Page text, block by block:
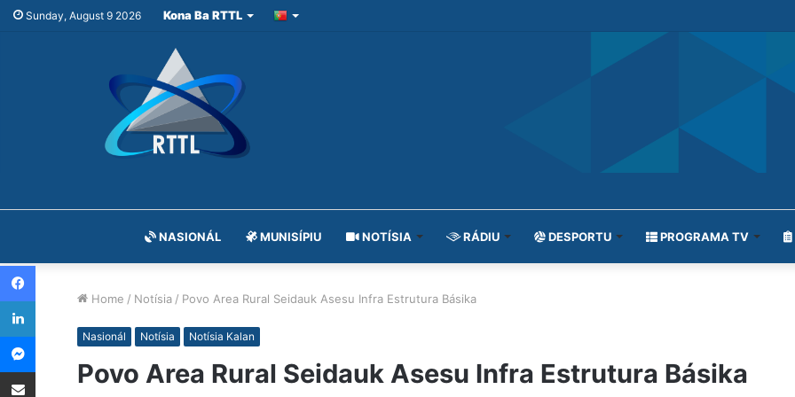
Sunday, August 9 2026 Kona Ba RTTL
NASIONÁL MUNISÍPIU NOTÍSIA RÁDIU DESPORTU PROGRAMA TV
Home / Notísia / Povo Area Rural Seidauk Asesu Infra Estrutura Básika
Nasionál Notísia Notísia Kalan
Povo Area Rural Seidauk Asesu Infra Estrutura Básika
Facebook
LinkedIn
Messenger